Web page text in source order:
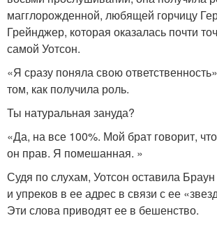
магглорожденной, любящей горчицу
Грейнджер, которая оказалась почти
самой Уотсон.
«Я сразу поняла свою
том, как получила роль.
Ты натуральная зануда?
«Да, на все 100%. Мой брат говорит,
он прав. Я помешанная. »
Судя по слухам, Уотсон оставила
и упреков в ее адрес в связи с ее
Эти слова приводят ее в бешенство.